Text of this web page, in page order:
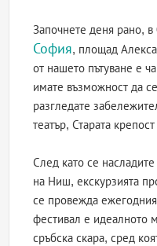
Започнете деня рано, в
София, площад
от нашето пътуване е
имате възможност да
разгледате
театър, Старата
След като се
на Ниш, екскурзията
се провежда
фестивал е идеалното
сръбска скара, сред